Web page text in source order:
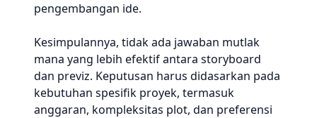
pengembangan ide.
Kesimpulannya, tidak ada jawaban mutlak
mana yang lebih efektif antara storyboard
dan previz. Keputusan harus didasarkan pada
kebutuhan spesifik proyek, termasuk
anggaran, kompleksitas plot, dan preferensi